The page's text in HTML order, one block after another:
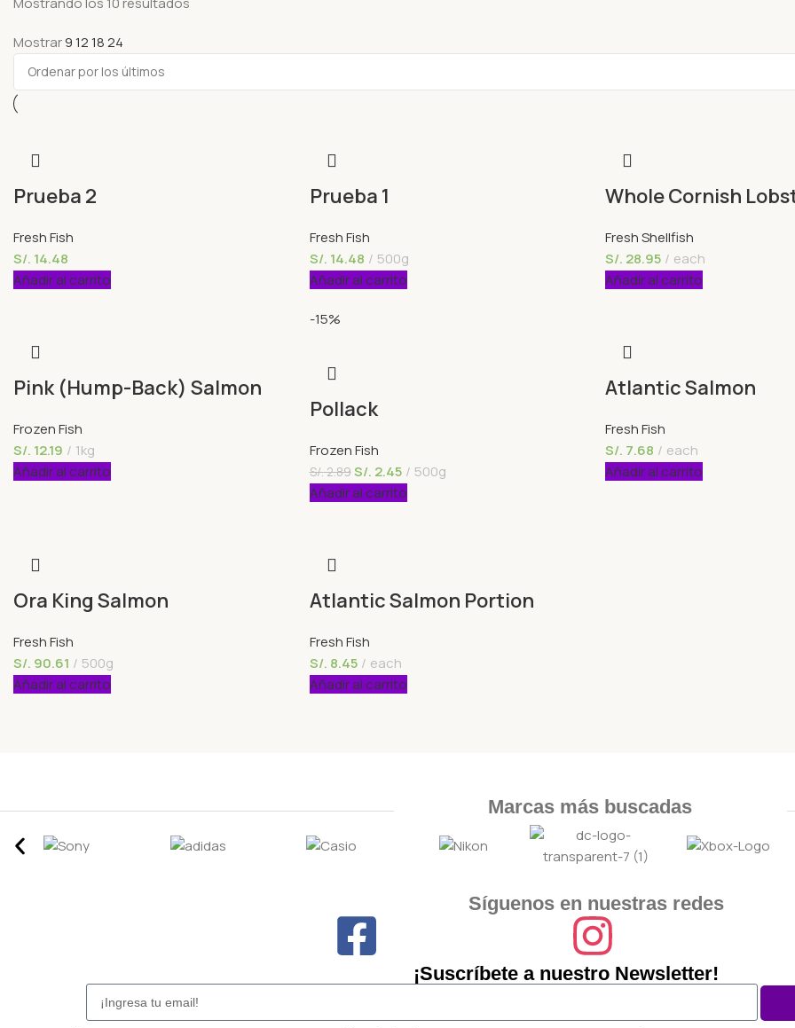
Mostrar9121824
Prueba 2
Fresh Fish
S/. 14.48
Añadir al carrito
Prueba 1
Fresh Fish
S/. 14.48
500g
Añadir al carrito
Whole Cornish
Fresh Shellfish
S/. 28.95
each
Añadir al carrito
Pink (Hump-Back) Salmon
Frozen Fish
S/. 12.19
1kg
Añadir al carrito
-15%
Pollack
Frozen Fish
S/.2.89S/. 2.45
500g
Añadir al carrito
Atlantic Salmon
Fresh Fish
S/. 7.68
each
Añadir al carrito
Ora King Salmon
Fresh Fish
S/. 90.61
500g
Añadir al carrito
Atlantic Salmon Portion
Fresh Fish
S/. 8.45
each
Añadir al carrito
Marcas más buscadas
Síguenos en nuestras redes
¡Suscríbete a nuestro Newsletter!